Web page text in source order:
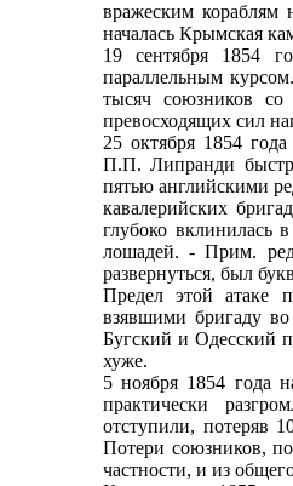
вражеским кораблям
началась Крымская
19 сентября 1854
параллельным
тысяч союзников
превосходящих сил
25 октября 1854
П.П. Липранди
пятью английскими
кавалерийских
глубоко вклинилась
лошадей. - Прим.
развернуться, был
Предел этой атаке
взявшими бригаду
Бугский и Одесский
хуже.
5 ноября 1854 года
практически
отступили, потеряв
Потери союзников,
частности, и из